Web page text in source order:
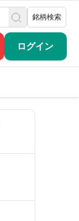
ログイン
銘柄検索